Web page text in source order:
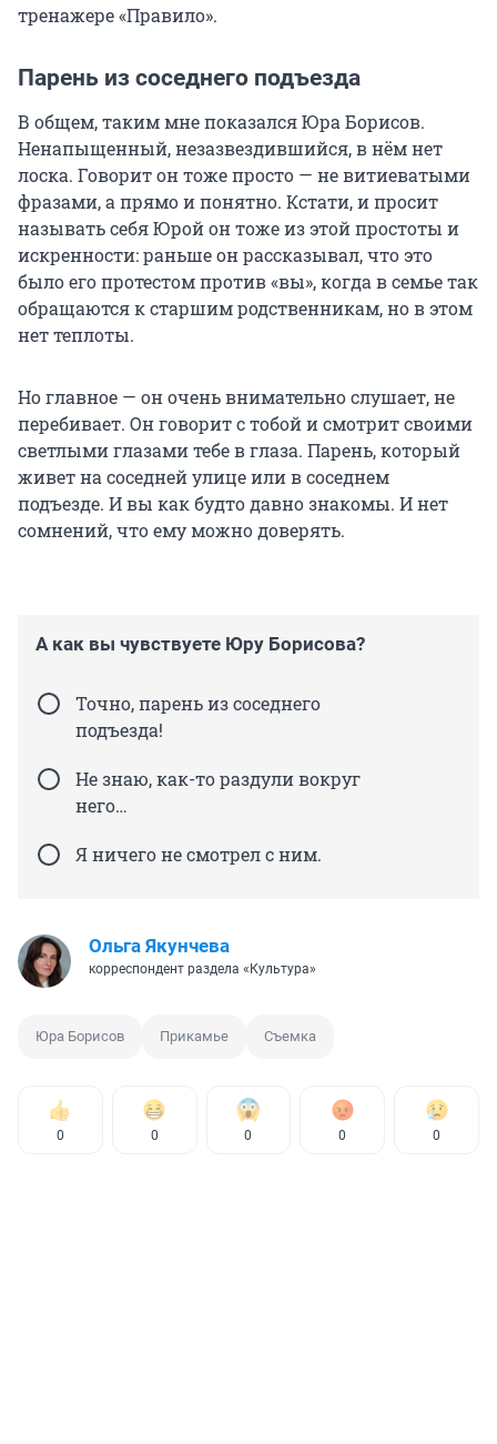
тренажере «Правило».
Парень из соседнего подъезда
В общем, таким мне показался Юра Борисов.
Ненапыщенный, незазвездившийся, в нём нет
лоска. Говорит он тоже просто — не витиеватыми
фразами, а прямо и понятно. Кстати, и просит
называть себя Юрой он тоже из этой простоты и
искренности: раньше он рассказывал, что это
было его протестом против «вы», когда в семье так
обращаются к старшим родственникам, но в этом
нет теплоты.
Но главное — он очень внимательно слушает, не
перебивает. Он говорит с тобой и смотрит своими
светлыми глазами тебе в глаза. Парень, который
живет на соседней улице или в соседнем
подъезде. И вы как будто давно знакомы. И нет
сомнений, что ему можно доверять.
А как вы чувствуете Юру Борисова?
Точно, парень из соседнего
подъезда!
Не знаю, как-то раздули вокруг
него…
Я ничего не смотрел с ним.
Ольга Якунчева
корреспондент раздела «Культура»
Юра Борисов Прикамье Съемка
0 0 0 0 0